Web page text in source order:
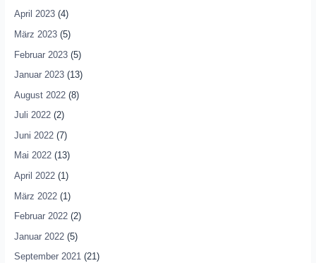
April 2023(4)
März 2023(5)
Februar 2023(5)
Januar 2023(13)
August 2022(8)
Juli 2022(2)
Juni 2022(7)
Mai 2022(13)
April 2022(1)
März 2022(1)
Februar 2022(2)
Januar 2022(5)
September 2021(21)